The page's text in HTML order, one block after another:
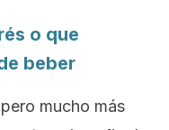
o que
beber
mucho más